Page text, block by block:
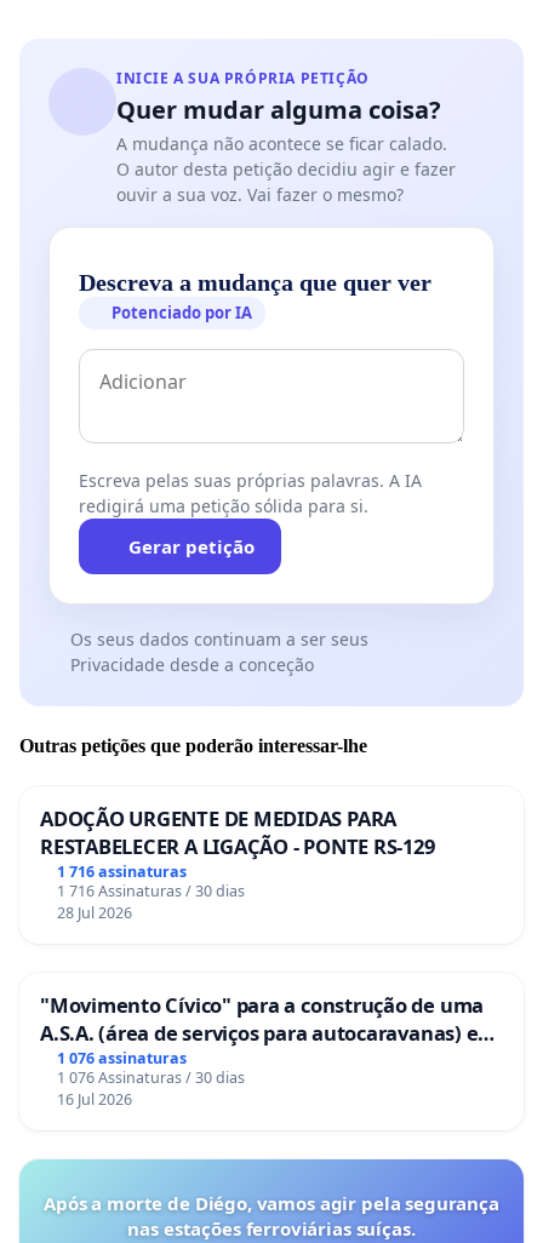
INICIE A SUA PRÓPRIA PETIÇÃO
Quer mudar alguma coisa?
A mudança não acontece se ficar calado.
O autor desta petição decidiu agir e fazer
ouvir a sua voz. Vai fazer o mesmo?
Descreva a mudança que quer ver
Potenciado por IA
Escreva pelas suas próprias palavras. A IA
redigirá uma petição sólida para si.
Gerar petição
Os seus dados continuam a ser seus
Privacidade desde a conceção
Outras petições que poderão interessar-lhe
ADOÇÃO URGENTE DE MEDIDAS PARA
RESTABELECER A LIGAÇÃO - PONTE RS-129
1 716 assinaturas
1 716 Assinaturas / 30 dias
28 Jul 2026
"Movimento Cívico" para a construção de uma
A.S.A. (área de serviços para autocaravanas) em
Coimbra
1 076 assinaturas
1 076 Assinaturas / 30 dias
16 Jul 2026
Após a morte de Diégo, vamos agir pela segurança
nas estações ferroviárias suíças.